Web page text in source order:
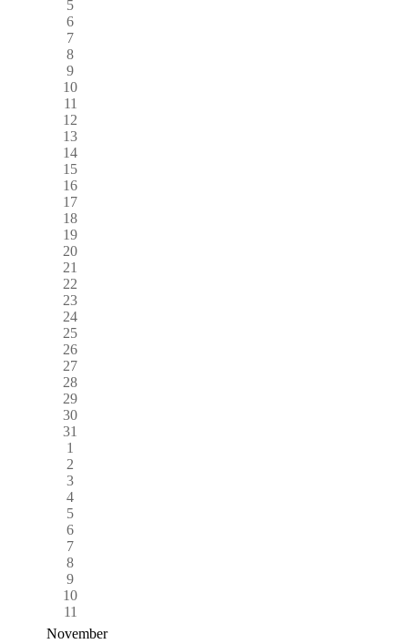
5
6
7
8
9
10
11
12
13
14
15
16
17
18
19
20
21
22
23
24
25
26
27
28
29
30
31
1
2
3
4
5
6
7
8
9
10
11
November